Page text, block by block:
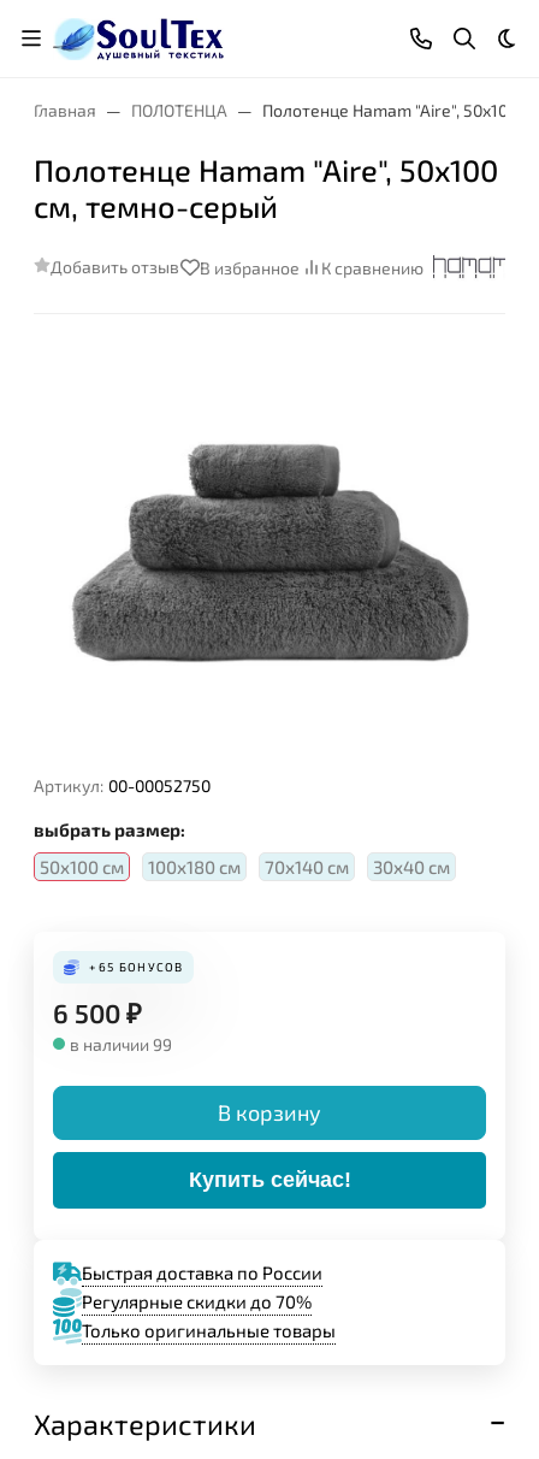
Главная ПОЛОТЕНЦА Полотенце Hamam "Aire", 50x100
Полотенце Hamam "Aire", 50x100
см, темно-серый
Добавить отзыв В избранное К сравнению
Артикул: 00-00052750
выбрать размер:
50х100 см
100х180 см 70х140 см 30х40 см
+65 БОНУСОВ
6 500₽
в наличии 99
В корзину
Купить сейчас!
Быстрая доставка по России
Регулярные скидки до 70%
Только оригинальные товары
Характеристики